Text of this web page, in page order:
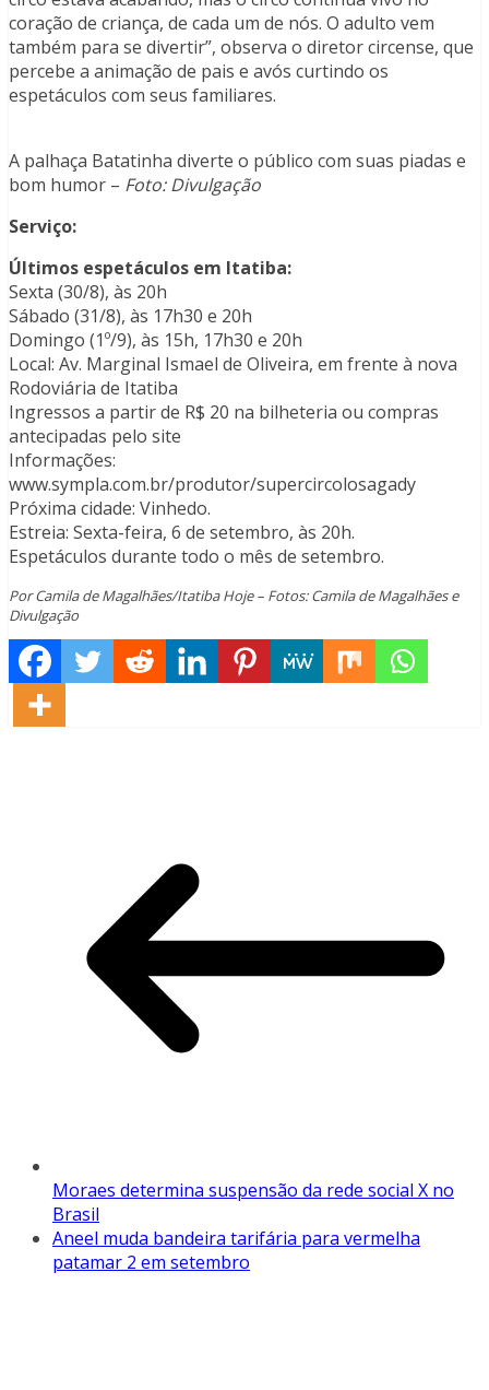
coração de criança, de cada um de nós. O adulto vem
também para se divertir”, observa o diretor circense, que
percebe a animação de pais e avós curtindo os
espetáculos com seus familiares.
A palhaça Batatinha diverte o público com suas piadas e
bom humor – Foto: Divulgação
Serviço:
Últimos espetáculos em Itatiba:
Sexta (30/8), às 20h
Sábado (31/8), às 17h30 e 20h
Domingo (1º/9), às 15h, 17h30 e 20h
Local: Av. Marginal Ismael de Oliveira, em frente à nova
Rodoviária de Itatiba
Ingressos a partir de R$ 20 na bilheteria ou compras
antecipadas pelo site
Informações:
www.sympla.com.br/produtor/supercircolosagady
Próxima cidade: Vinhedo.
Estreia: Sexta-feira, 6 de setembro, às 20h.
Espetáculos durante todo o mês de setembro.
Por Camila de Magalhães/Itatiba Hoje – Fotos: Camila de Magalhães e
Divulgação
Moraes determina suspensão da rede social X no
Brasil
Aneel muda bandeira tarifária para vermelha
patamar 2 em setembro